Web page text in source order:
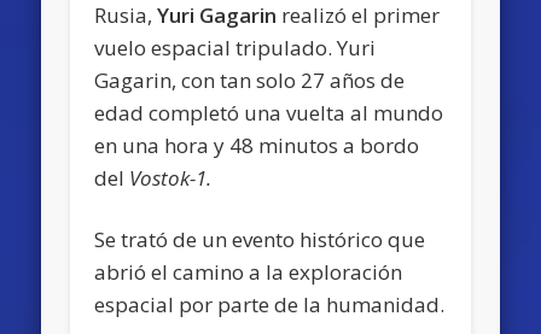
Rusia,Yuri Gagarin realizó el primer
vuelo espacial tripulado. Yuri
Gagarin, con tan solo 27 años de
edad completó una vuelta al mundo
en una hora y 48 minutos a bordo
del Vostok-1.
Se trató de un evento histórico que
abrió el camino a la exploración
espacial por parte de la humanidad.